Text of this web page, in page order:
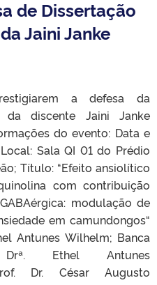
de Dissertação
Jaini Janke
a defesa da
da discente Jaini Janke
do evento: Data e
Sala QI 01 do Prédio
Título: “Efeito ansiolítico
com contribuição
modulação de
em camundongos“
Antunes Wilhelm; Banca
Drª. Ethel Antunes
Dr. César Augusto